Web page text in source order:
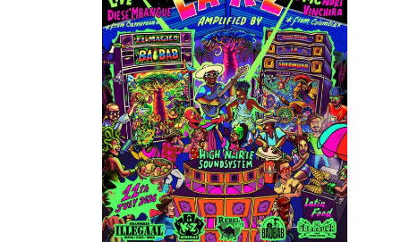
s
N
a
v
i
n
t
V
i